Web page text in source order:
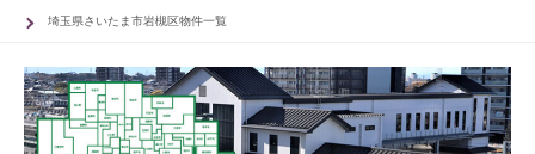
埼玉県さいたま市岩槻区物件一覧